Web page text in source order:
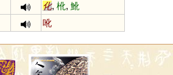
化,杹,魤
吪